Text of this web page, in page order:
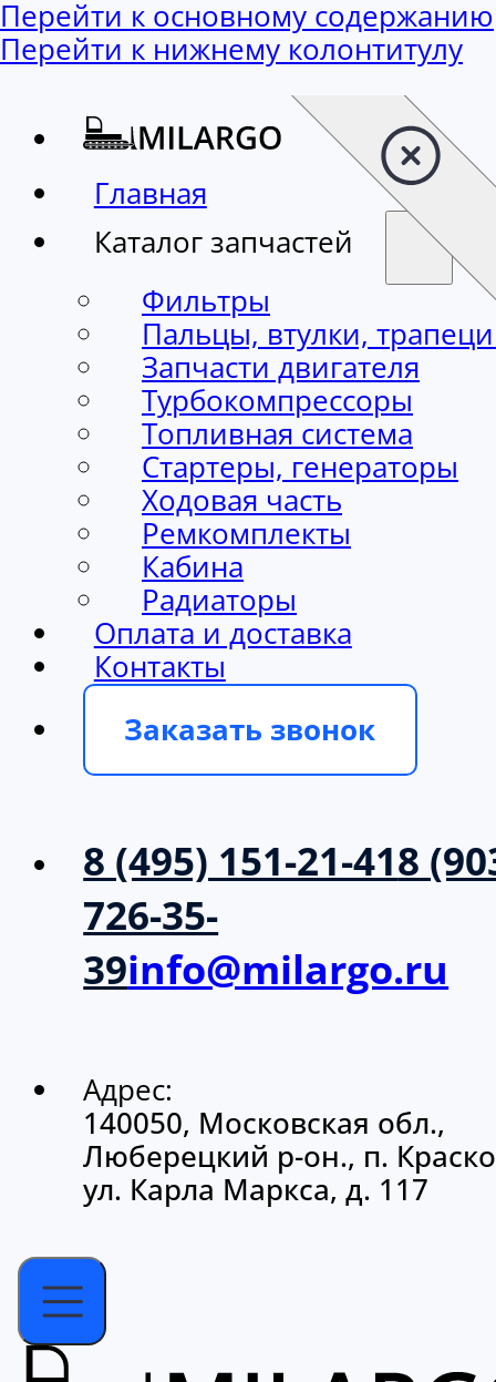
Перейти к основному содержанию
Перейти к нижнему колонтитулу
Главная
Каталог запчастей
Фильтры
Пальцы, втулки,
Запчасти двигателя
Турбокомпрессоры
Топливная система
Стартеры, генераторы
Ходовая часть
Ремкомплекты
Кабина
Радиаторы
Оплата и доставка
Контакты
Заказать звонок
8 (495) 151-21-418
726-35-
39info@milargo.ru
Адрес:
140050, Московская обл.,
Люберецкий р-он., п.
ул. Карла Маркса, д. 117